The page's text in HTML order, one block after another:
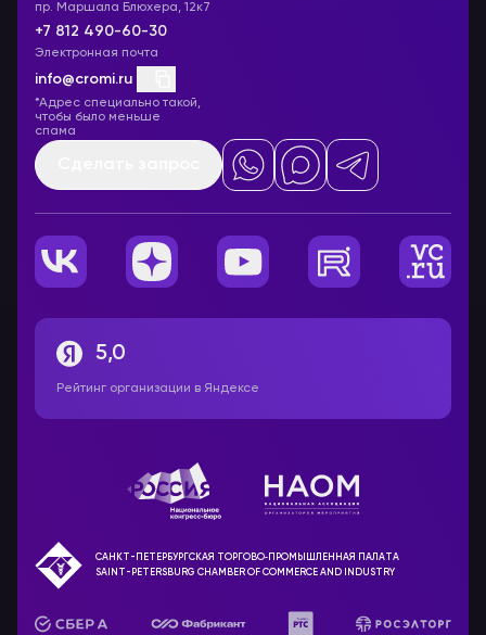
пр. Маршала Блюхера, 12к7
+7 812 490-60-30
Электронная почта
info@cromi.ru
*Адрес специально такой,
чтобы было меньше
спама
5,0
Рейтинг организации в Яндексе
САНКТ-ПЕТЕРБУРГСКАЯ ТОРГОВО‑ПРОМЫШЛЕННАЯ ПАЛАТА
SAINT-PETERSBURG CHAMBER OF COMMERCE AND INDUSTRY